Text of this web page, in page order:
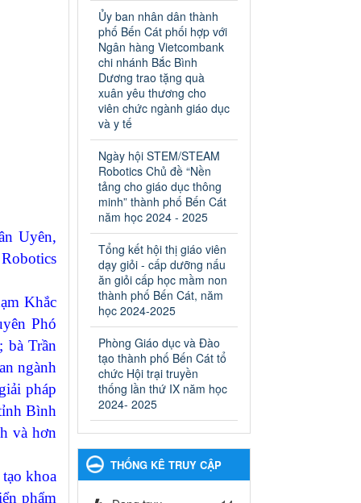
Uyên,
Khắc
Phó
Trần
ngành
pháp
Bình
và hơn
khoa
phẩm
Ngày ban hành: 13/03/2025
Kế hoạch Phổ biến, giáo
dục pháp luật năm 2025 của
ngành Giáo dục và Đào tạo
thành phố Bến Cát
Kế hoạch Phổ biến, giáo dục
pháp luật năm 2025 của
ngành Giáo dục và Đào tạo
thành phố Bến Cát
Ngày ban hành: 28/02/2025
Quyết định công bố thủ tục
hành chính bị bãi bỏ trong
lĩnh vực giáo dục đào tạo
thuộc hệ giáo dục quốc
dân và cơ sở giáo dục khác
thuộc thẩm quyền giải
quyết của Sở Giáo dục và
Đào tạo, Ủy ban nhân dân
cấp huyện
Quyết định công bố thủ tục
hành chính bị bãi bỏ trong lĩnh
vực giáo dục đào tạo thuộc hệ
giáo dục quốc dân và cơ sở
giáo dục khác thuộc thẩm
quyền giải quyết của Sở Giáo
dục và Đào tạo, Ủy ban nhân
dân cấp huyện
Ủy ban nhân dân thành
phố Bến Cát phối hợp với
Ngân hàng Vietcombank
chi nhánh Bắc Bình
Dương trao tặng quà
xuân yêu thương cho
viên chức ngành giáo dục
và y tế
Ngày hội STEM/STEAM
Robotics Chủ đề “Nền
tảng cho giáo dục thông
minh” thành phố Bến Cát
năm học 2024 - 2025
Tổng kết hội thị giáo viên
dạy giỏi - cấp dưỡng nấu
ăn giỏi cấp học mầm non
thành phố Bến Cát, năm
học 2024-2025
Phòng Giáo dục và Đào
tạo thành phố Bến Cát tổ
chức Hội trại truyền
thống lần thứ IX năm học
2024- 2025
THỐNG KÊ TRUY CẬP